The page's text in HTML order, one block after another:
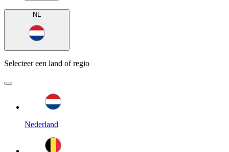
NL
Selecteer een land of regio
Nederland